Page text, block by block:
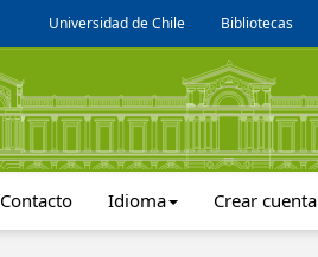
Universidad de Chile Bibliotecas
Contacto Idioma Crear cuenta